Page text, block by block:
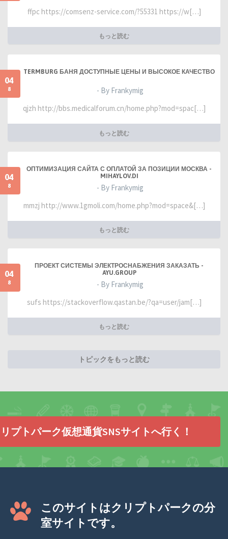
ffpc https://comsenz-service.com/?55331 https://w[…]
もっと読む
04
8
TERMBURG БАНЯ ДОСТУПНЫЕ ЦЕНЫ И ВЫСОКОЕ КАЧЕСТВО
- By Frankymig
qjzh http://bbs.medicalforum.cn/home.php?mod=spac[…]
もっと読む
04
8
ОПТИМИЗАЦИЯ САЙТА С ОПЛАТОЙ ЗА ПОЗИЦИИ МОСКВА -
MIHAYLOV.DI
- By Frankymig
mmzj http://www.1gmoli.com/home.php?mod=space&[…]
もっと読む
04
8
ПРОЕКТ СИСТЕМЫ ЭЛЕКТРОСНАБЖЕНИЯ ЗАКАЗАТЬ -
AYU.GROUP
- By Frankymig
sufs https://stackoverflow.qastan.be/?qa=user/jam[…]
もっと読む
トピックをもっと読む
プトパーク仮想通貨SNSサイトへ行く！
このサイトはクリプトパークの分
室サイトです。